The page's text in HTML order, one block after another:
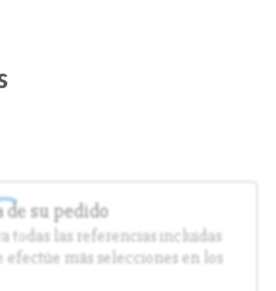
de su pedido
todas las referencias incluidas
efectúe más selecciones en los